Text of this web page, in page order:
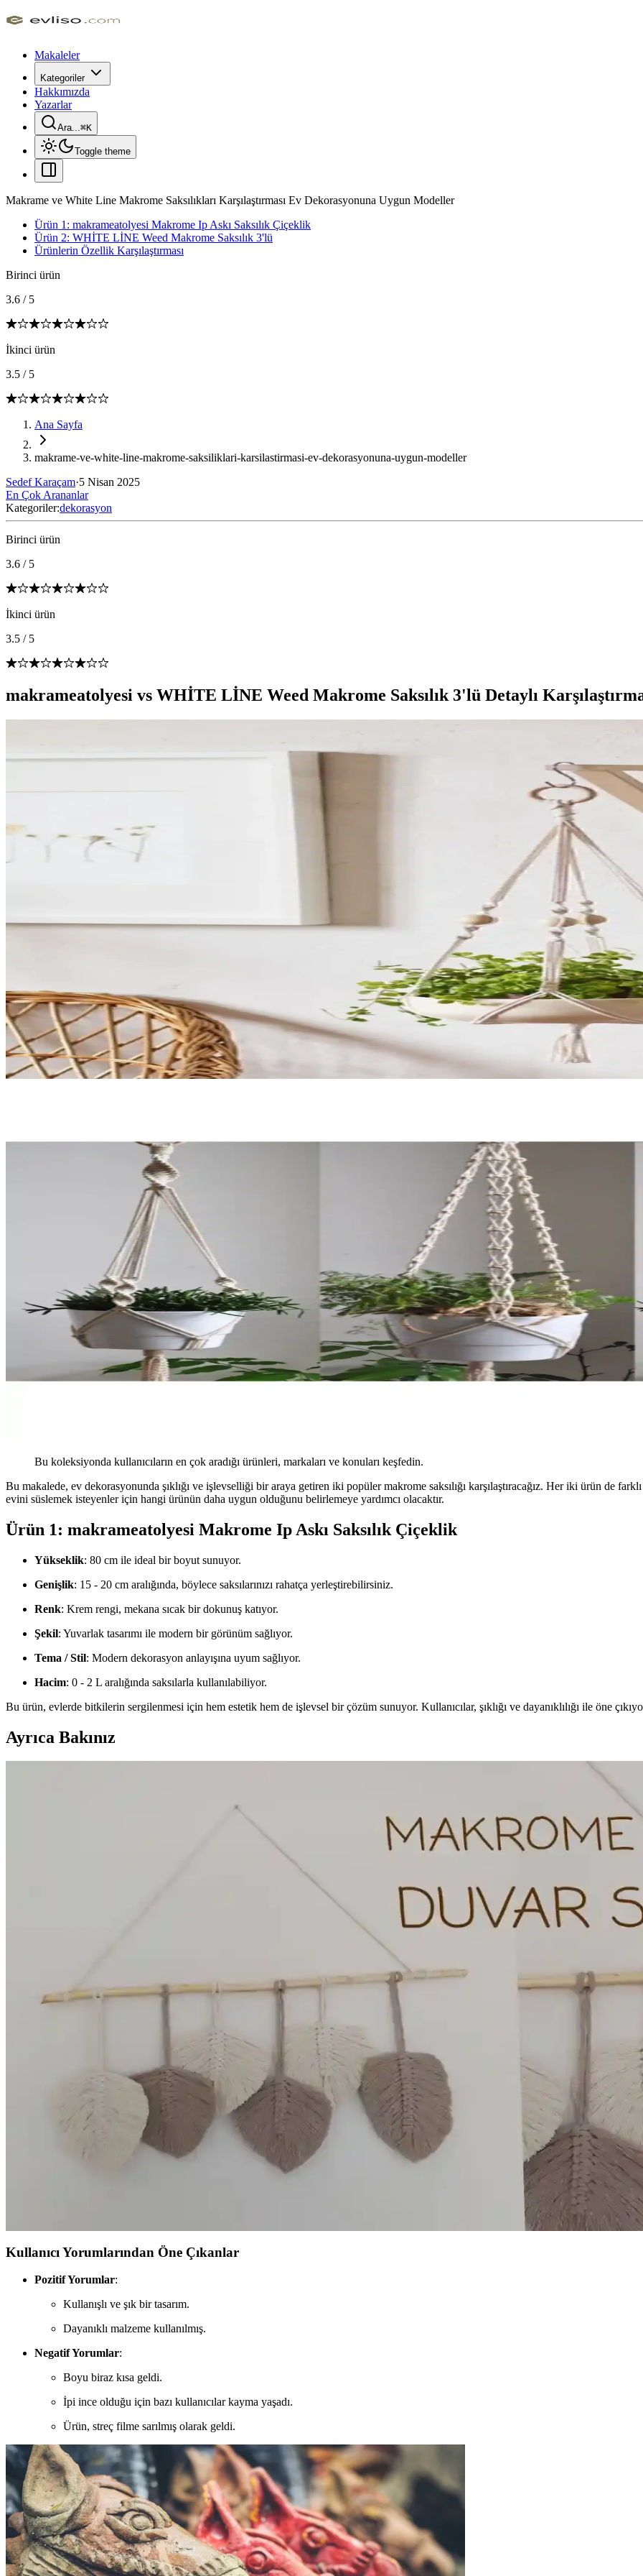
Makaleler
Kategoriler
Hakkımızda
Yazarlar
Ara...⌘K
Toggle theme
Makrame ve White Line Makrome Saksılıkları Karşılaştırması Ev Dekorasyonuna Uygun Modeller
Ürün 1: makrameatolyesi Makrome Ip Askı Saksılık Çiçeklik
Ürün 2: WHİTE LİNE Weed Makrome Saksılık 3'lü
Ürünlerin Özellik Karşılaştırması
Birinci ürün
3.6 / 5
İkinci ürün
3.5 / 5
Ana Sayfa
makrame-ve-white-line-makrome-saksiliklari-karsilastirmasi-ev-dekorasyonuna-uygun-modeller
Sedef Karaçam·5 Nisan 2025
En Çok Arananlar
Kategoriler:dekorasyon
Birinci ürün
3.6 / 5
İkinci ürün
3.5 / 5
makrameatolyesi vs WHİTE LİNE Weed Makrome Saksılık 3'lü Detaylı
Bu koleksiyonda kullanıcıların en çok aradığı ürünleri, markaları ve konuları keşfedin.
Bu makalede, ev dekorasyonunda şıklığı ve işlevselliği bir araya getiren iki popüler makrome saksılığı karşılaştıracağız. Her iki ürün de
evini süslemek isteyenler için hangi ürünün daha uygun olduğunu belirlemeye yardımcı olacaktır.
Ürün 1: makrameatolyesi Makrome Ip Askı Saksılık Çiçeklik
Yükseklik: 80 cm ile ideal bir boyut sunuyor.
Genişlik: 15 - 20 cm aralığında, böylece saksılarınızı rahatça yerleştirebilirsiniz.
Renk: Krem rengi, mekana sıcak bir dokunuş katıyor.
Şekil: Yuvarlak tasarımı ile modern bir görünüm sağlıyor.
Tema / Stil: Modern dekorasyon anlayışına uyum sağlıyor.
Hacim: 0 - 2 L aralığında saksılarla kullanılabiliyor.
Bu ürün, evlerde bitkilerin sergilenmesi için hem estetik hem de işlevsel bir çözüm sunuyor. Kullanıcılar, şıklığı ve dayanıklılığı ile öne
Ayrıca Bakınız
İp detaylarıyla yapılan duvar süsleri, estetik ve ekonomik çözümler sunar. Makrome ve farklı tekniklerle kişisel dokunuşlar ekleyerek
Makrome su şişesi kılıfı, estetik ve pratik bir dekorasyon seçeneği olup, çeşitli renk ve motiflerle kişiselleştirilebilir, el yapımı projelerle ev
Su Şişeleri İçin Makrome Kaplama Teknikleri ve Estetik Uygulama Yöntemleri
Su şişeleri için makrome kaplama, estetik ve koruyucu avantajlar sunar. Renkli ipler ve düğüm teknikleriyle kişisel tarzınızı yansıtan özgün
Makrome Dekorasyon Aksesuarları ile İç Mekanlara Doğal ve Estetik Dokunuşlar
Makrome aksesuarları, doğal ipliklerle yapılan estetik ve fonksiyonel dekoratif öğelerdir. Duvar süsleri ve bitki askılarıyla iç mekanlara
İp ve Duvar Süsü El İşleri: Yaratıcı ve Kişisel Dekorasyon Fikirleri
İp ve duvar süsleri el işleri, çeşitli teknikler ve malzemelerle kişisel ve estetik dekorasyon sağlar, iç mekanlara sıcaklık ve özgünlük katar,
Kendin Yap Makrome Su Şişesi Kilifi: Doğal ve Dayanıklı Koruma Çözümü
Makrome su şişesi kilifi, doğal malzemelerle yapılan, dayanıklı ve estetik bir koruma çözümüdür. Kendin yap projeleriyle sürdürülebilir
Capri Swing Cunda ve Monalin Home Garden Kudüs Makrome Bahçe Salıncağı Karşılaştırması
Capri Swing Cunda ve Monalin Home Garden Kudüs Makrome bahçe salıncakları malzeme, tasarım, dayanıklılık ve konfor açısından
İp ile duvar süsü yapımı, ekonomik ve kişisel dokunuşlar katmanın en güzel yollarından biridir. Adım adım teknikler ve tasarım önerileriyle
Kullanıcı Yorumlarından Öne Çıkanlar
Pozitif Yorumlar:
Kullanışlı ve şık bir tasarım.
Dayanıklı malzeme kullanılmış.
Negatif Yorumlar:
Boyu biraz kısa geldi.
İpi ince olduğu için bazı kullanıcılar kayma yaşadı.
Ürün, streç filme sarılmış olarak geldi.